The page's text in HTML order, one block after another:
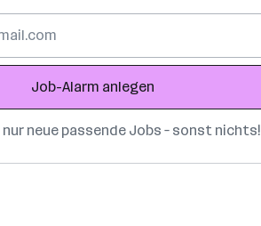
Job-Alarm anlegen
neue passende Jobs – sonst nichts!